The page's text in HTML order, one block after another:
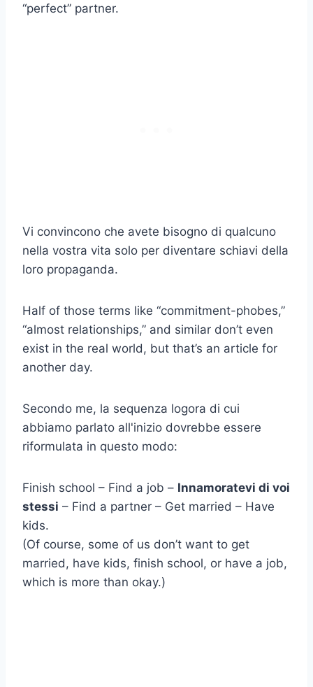
“perfect” partner.
Vi convincono che avete bisogno di qualcuno
nella vostra vita solo per diventare schiavi della
loro propaganda.
Half of those terms like “commitment-phobes,”
“almost relationships,” and similar don’t even
exist in the real world, but that’s an article for
another day.
Secondo me, la sequenza logora di cui
abbiamo parlato all'inizio dovrebbe essere
riformulata in questo modo:
Finish school – Find a job – Innamoratevi di voi
stessi – Find a partner – Get married – Have
kids.
(Of course, some of us don’t want to get
married, have kids, finish school, or have a job,
which is more than okay.)